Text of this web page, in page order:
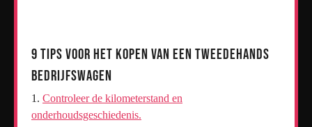
9 Tips voor het Kopen van een Tweedehands
Bedrijfswagen
Controleer de kilometerstand en
onderhoudsgeschiedenis.